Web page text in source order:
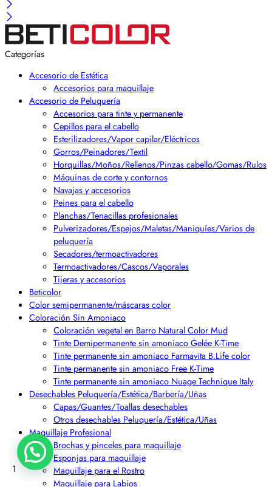
Categorías
Accesorio de Estética
Accesorios para maquillaje
Accesorio de Peluquería
Accesorios para tinte y permanente
Cepillos para el cabello
Esterilizadores/Vapor capilar/Eléctricos
Gorros/Peinadores/Textil
Horquillas/Moños/Rellenos/Pinzas cabello/Gomas/Rulos
Máquinas de corte y contornos
Navajas y accesorios
Peines para el cabello
Planchas/Tenacillas profesionales
Pulverizadores/Espejos/Maletas/Maniquíes/Varios de
peluquería
Secadores/termoactivadores
Termoactivadores/Cascos/Vaporales
Tijeras y accesorios
Beticolor
Color semipermanente/máscaras color
Coloración Sin Amoniaco
Coloración vegetal en Barro Natural Color Mud
Tinte Demipermanente sin amoniaco Gelée K-Time
Tinte permanente sin amoniaco Farmavita B.Life color
Tinte permanente sin amoniaco Free K-Time
Tinte permanente sin amoniaco Nuage Technique Italy
Desechables Peluquería/Estética/Barbería/Uñas
Capas/Guantes/Toallas desechables
Otros desechables Peluquería/Estética/Uñas
Maquillaje Profesional
Brochas y pinceles para maquillaje
Esponjas para maquillaje
Maquillaje para el Rostro
Maquillaje para Labios
1